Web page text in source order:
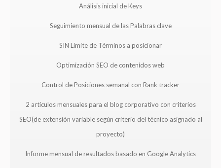
Análisis inicial de Keys
Seguimiento mensual de las Palabras clave
SIN Límite de Términos a posicionar
Optimización SEO de contenidos web
Control de Posiciones semanal con Rank tracker
2 artículos mensuales para el blog corporativo con criterios
SEO(de extensión variable según criterio del técnico asignado al
proyecto)
Informe mensual de resultados basado en Google Analytics